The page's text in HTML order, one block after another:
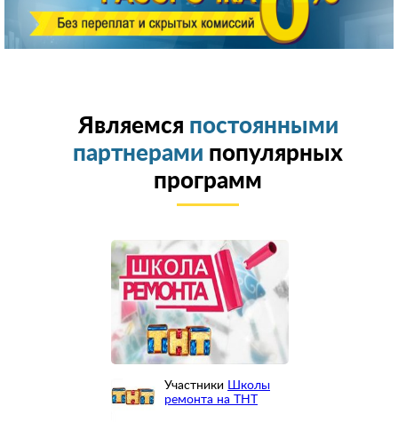
Являемся постоянными
партнерами популярных
программ
Участники Школы
ремонта на ТНТ